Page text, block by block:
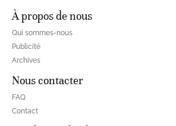
À propos de nous
Qui sommes-nous
Publicité
Archives
Nous contacter
FAQ
Contact